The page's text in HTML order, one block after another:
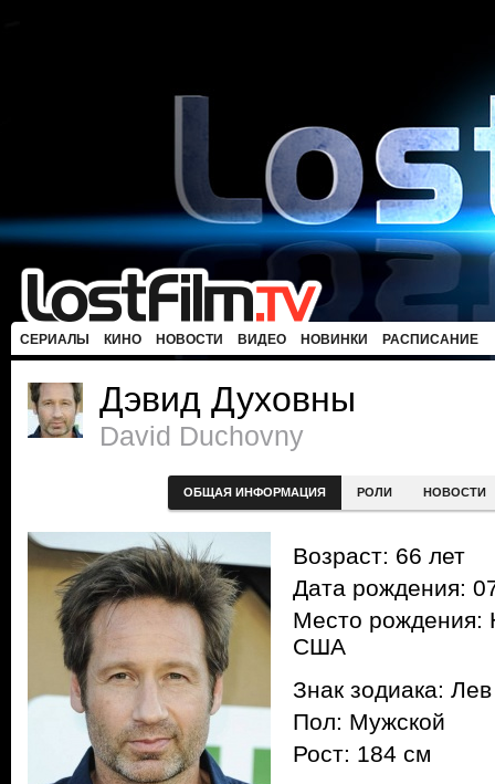
СЕРИАЛЫ КИНО НОВОСТИ ВИДЕО НОВИНКИ РАСПИСАНИЕ
Дэвид Духовны
David Duchovny
ОБЩАЯ ИНФОРМАЦИЯ РОЛИ НОВОСТИ
Возраст: 66 лет
Дата рождения:
Место
США
Знак зодиака: Лев
Пол: Мужской
Рост: 184 см